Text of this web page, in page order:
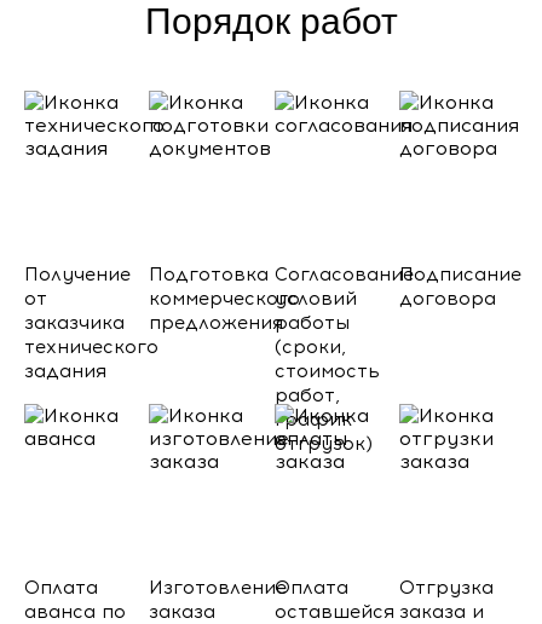
Порядок работ
Получение
от
заказчика
технического
задания
Подготовка
коммерческого
предложения
Согласование
условий
работы
(сроки,
стоимость
работ,
график
отгрузок)
Подписание
договора
Оплата
аванса по
Изготовление
заказа
Оплата
оставшейся
Отгрузка
заказа и